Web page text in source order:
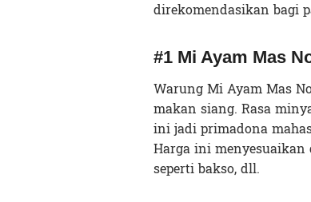
direkomendasikan bagi
#1 Mi Ayam Mas
Warung Mi Ayam Mas
makan siang. Rasa
ini jadi primadona
Harga ini
seperti bakso, dll.